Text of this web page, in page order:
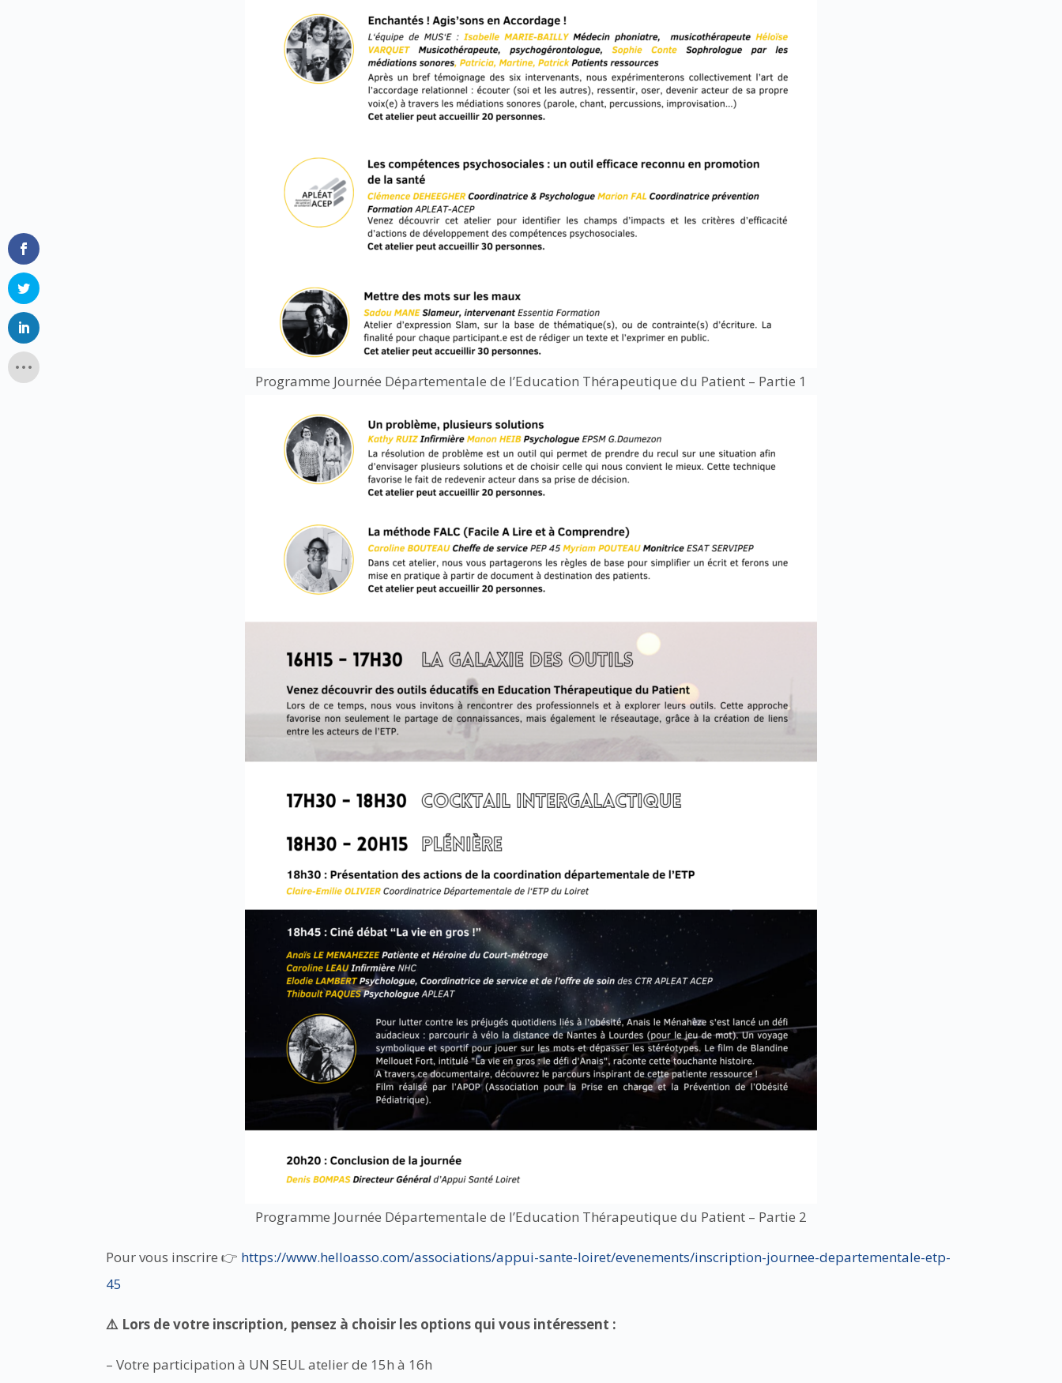
Programme Journée Départementale de l’Education Thérapeutique du Patient – Partie 1
Programme Journée Départementale de l’Education Thérapeutique du Patient – Partie 2
Pour vous inscrire 👉 https://www.helloasso.com/associations/appui-sante-loiret/evenements/inscription-journee-departementale-etp-
45
⚠️ Lors de votre inscription, pensez à choisir les options qui vous intéressent :
– Votre participation à UN SEUL atelier de 15h à 16h